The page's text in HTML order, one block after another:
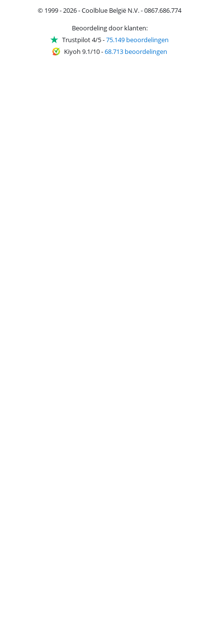
© 1999 - 2026 - Coolblue België N.V. - 0867.686.774
Beoordeling door klanten:
Trustpilot 4/5-75.149 beoordelingen
Kiyoh 9.1/10-68.713 beoordelingen